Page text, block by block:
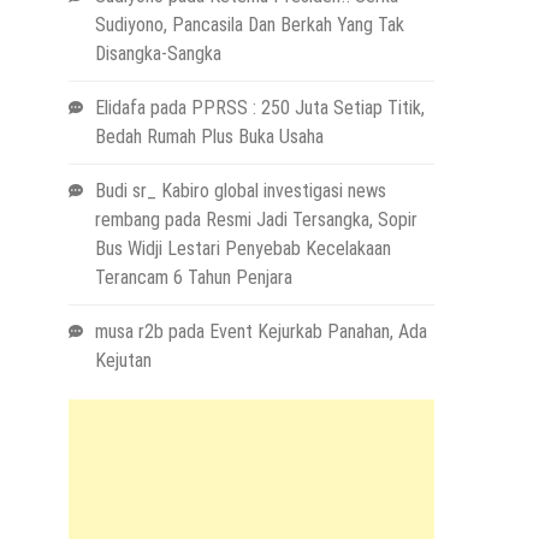
Sudiyono, Pancasila Dan Berkah Yang Tak
Disangka-Sangka
Elidafa pada PPRSS : 250 Juta Setiap Titik,
Bedah Rumah Plus Buka Usaha
Budi sr_ Kabiro global investigasi news
rembang pada Resmi Jadi Tersangka, Sopir
Bus Widji Lestari Penyebab Kecelakaan
Terancam 6 Tahun Penjara
musa r2b pada Event Kejurkab Panahan, Ada
Kejutan